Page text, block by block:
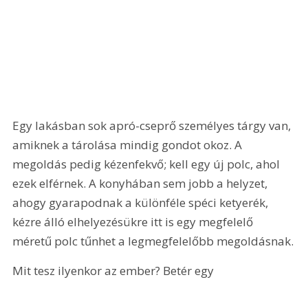
Egy lakásban sok apró-cseprő személyes tárgy van,
amiknek a tárolása mindig gondot okoz. A
megoldás pedig kézenfekvő; kell egy új polc, ahol
ezek elférnek. A konyhában sem jobb a helyzet,
ahogy gyarapodnak a különféle spéci ketyerék,
kézre álló elhelyezésükre itt is egy megfelelő
méretű polc tűnhet a legmegfelelőbb megoldásnak.
Mit tesz ilyenkor az ember? Betér egy